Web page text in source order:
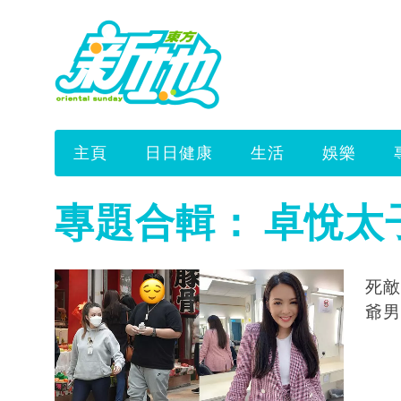
主頁 日日健康 生活 娛樂
專題合輯： 卓悅太
死
爺